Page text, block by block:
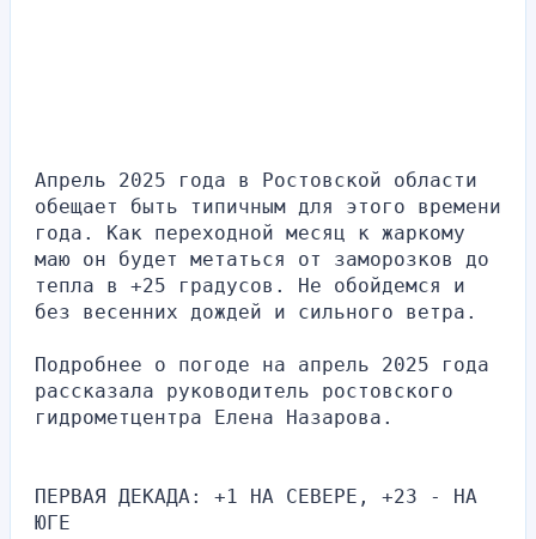
Апрель 2025 года в Ростовской области
обещает быть типичным для этого времени
года. Как переходной месяц к жаркому
маю он будет метаться от заморозков до
тепла в +25 градусов. Не обойдемся и
без весенних дождей и сильного ветра.
Подробнее о погоде на апрель 2025 года
рассказала руководитель ростовского
гидрометцентра Елена Назарова.
ПЕРВАЯ ДЕКАДА: +1 НА СЕВЕРЕ, +23 - НА
ЮГЕ